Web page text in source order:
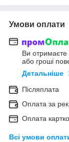
Умови оплати
Ви
або гроші
Детальніше
Післяплата
Оплата за
Оплата
Всі умови